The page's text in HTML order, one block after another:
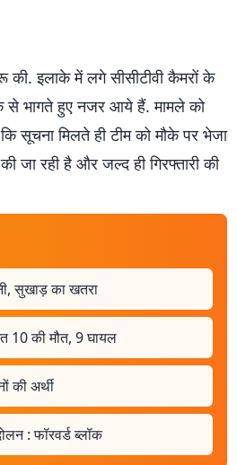
इलाके में लगे सीसीटीवी कैमरों के
भागते हुए नजर आये हैं. मामले को
सूचना मिलते ही टीम को मौके पर भेजा
जा रही है और जल्द ही गिरफ्तारी की
सुखाड़ का खतरा
10 की मौत, 9 घायल
की अर्थी
: फॉरवर्ड ब्लॉक